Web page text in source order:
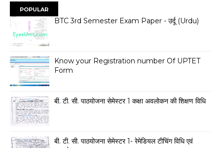
POPULAR
BTC 3rd Semester Exam Paper - उर्दू (Urdu)
Know your Registration number Of UPTET
Form
बी. टी. सी. पाठयोजना सेमेस्टर 1 कक्षा अवलोकन की शिक्षण विधि
बी. टी. सी. पाठयोजना सेमेस्टर 1- रेमेडियल टीचिंग विधि एवं